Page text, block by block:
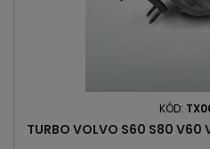
KÓD:
TURBO VOLVO S60 S80